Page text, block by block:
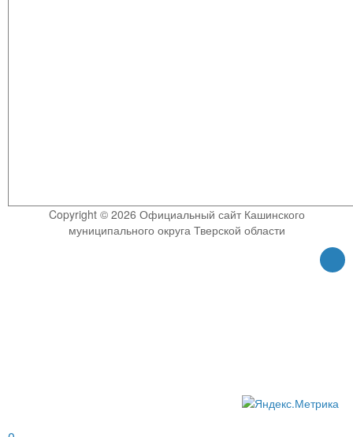
Copyright © 2026 Официальный сайт Кашинского
муниципального округа Тверской области